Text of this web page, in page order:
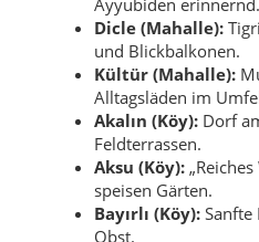
Dicle (Mahalle):
und Blickbalkonen.
Kültür (Mahalle):
Alltagsläden im
Akalın (Köy): Dorf
Feldterrassen.
Aksu (Köy):
speisen Gärten.
Bayırlı (Köy): Sanfte
Obst.